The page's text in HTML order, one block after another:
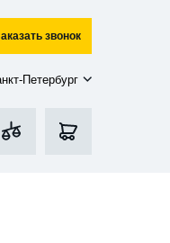
звонок
Петербург